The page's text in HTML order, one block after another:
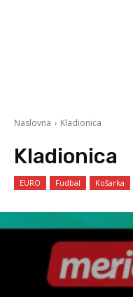
Naslovna Kladionica
Kladionica
EURO Fudbal Košarka